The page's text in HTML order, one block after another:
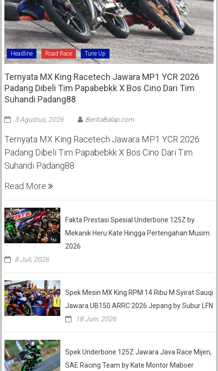
Headline Road Race Tune Up
Ternyata MX King Racetech Jawara MP1 YCR 2026
Padang Dibeli Tim Papabebkk X Bos Cino Dari Tim
Suhandi Padang88
3 Agustus, 2026 BeritaBalap.com
Ternyata MX King Racetech Jawara MP1 YCR 2026
Padang Dibeli Tim Papabebkk X Bos Cino Dari Tim
Suhandi Padang88
Read More
Fakta Prestasi Spesial Underbone 125Z by
Mekanik Heru Kate Hingga Pertengahan Musim
2026
8 Juli, 2026
Spek Mesin MX King RPM 14 Ribu M Syirat Sauqi
Jawara UB150 ARRC 2026 Jepang by Subur LFN
18 Juni, 2026
Spek Underbone 125Z Jawara Java Race Mijen,
SAE Racing Team by Kate Montor Maboer